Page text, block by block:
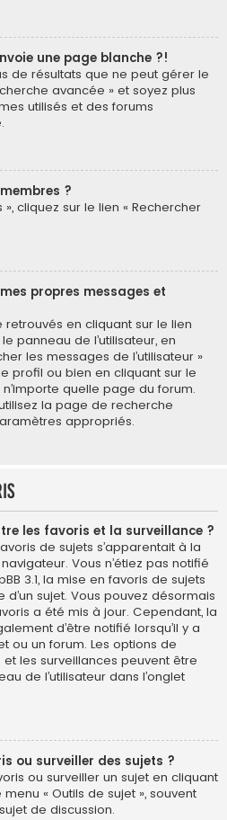
une page blanche ?!
de résultats que ne peut gérer le
avancée » et soyez plus
utilisés et des forums
?
cliquez sur le lien « Rechercher
propres messages et
en cliquant sur le lien
panneau de l’utilisateur, en
les messages de l’utilisateur »
profil ou bien en cliquant sur le
quelle page du forum.
la page de recherche
appropriés.
les favoris et la surveillance ?
de sujets s’apparentait à la
Vous n’étiez pas notifié
3.1, la mise en favoris de sujets
sujet. Vous pouvez désormais
a été mis à jour. Cependant, la
d’être notifié lorsqu’il y a
ou un forum. Les options de
les surveillances peuvent être
de l’utilisateur dans l’onglet
ou surveiller des sujets ?
ou surveiller un sujet en cliquant
« Outils de sujet », souvent
de discussion.